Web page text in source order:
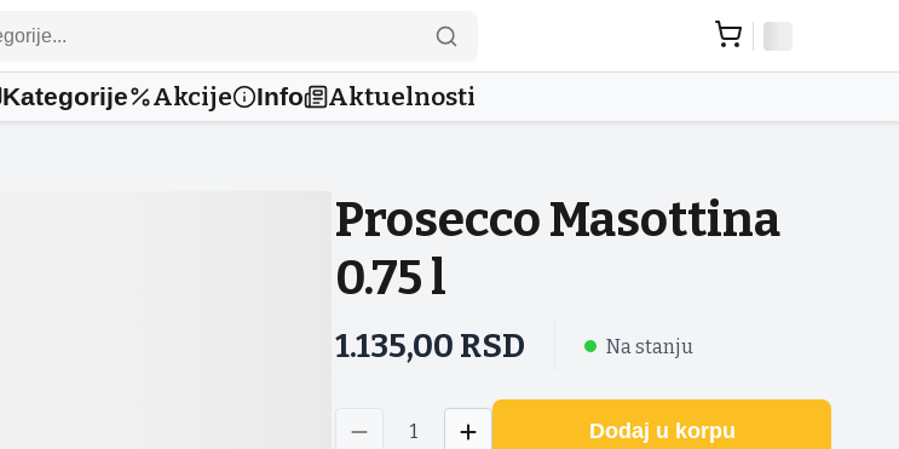
Kategorije Akcije Info Aktuelnosti
Prosecco Masottina
0.75 l
1.135,00 RSD Na stanju
1 Dodaj u korpu